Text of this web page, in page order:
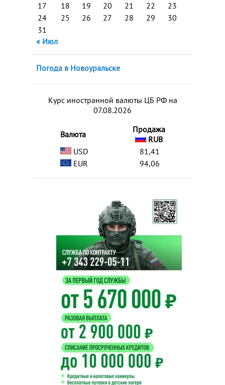
17 18 19 20 21 22
23
24
25 26 27 28 29
30
31
« Июл
Погода в Новоуральске
Курс иностранной валюты ЦБ РФ на
07.08.2026
Валюта
Продажа
RUB
USD
81,41
EUR
94,06